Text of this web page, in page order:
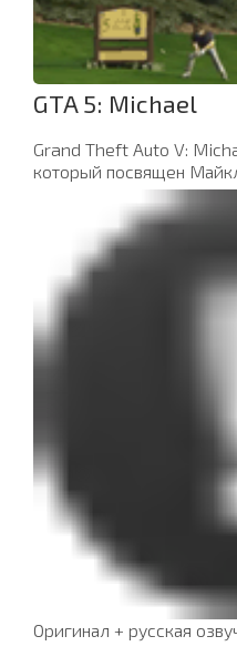
GTA 5: Michael
Grand Theft Auto V:
который посвящен
Оригинал + русская